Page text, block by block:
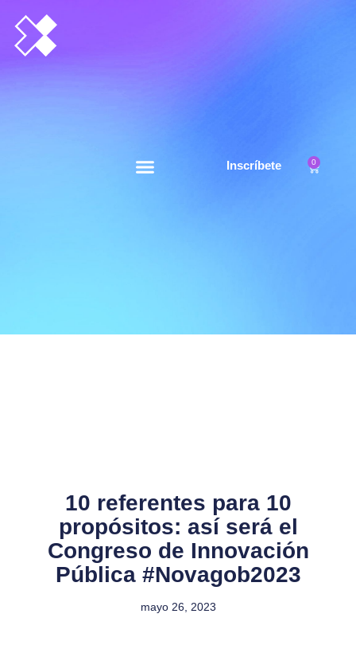
Inscríbete 0
10 referentes para 10
propósitos: así será el
Congreso de Innovación
Pública #Novagob2023
mayo 26, 2023